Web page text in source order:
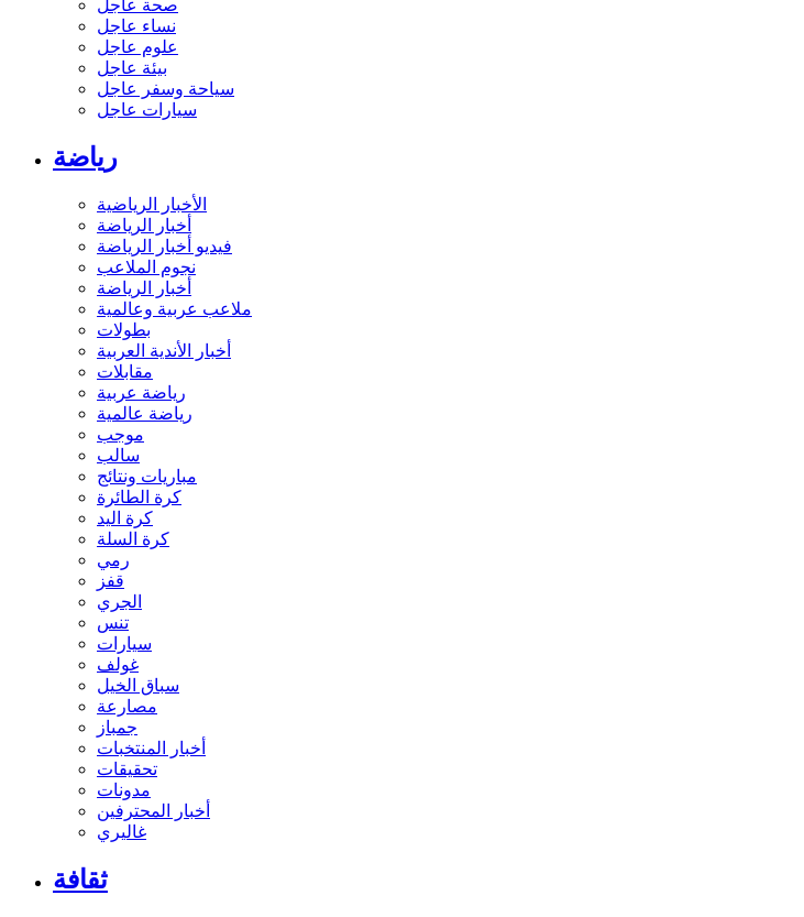
صحة عاجل
نساء عاجل
علوم عاجل
بيئة عاجل
سياحة وسفر عاجل
سيارات عاجل
رياضة
الأخبار الرياضية
أخبار الرياضة
فيديو أخبار الرياضة
نجوم الملاعب
أخبار الرياضة
ملاعب عربية وعالمية
بطولات
أخبار الأندية العربية
مقابلات
رياضة عربية
رياضة عالمية
موجب
سالب
مباريات ونتائج
كرة الطائرة
كرة اليد
كرة السلة
رمي
قفز
الجري
تنس
سيارات
غولف
سباق الخيل
مصارعة
جمباز
أخبار المنتخبات
تحقيقات
مدونات
أخبار المحترفين
غاليري
ثقافة